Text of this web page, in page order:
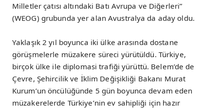
Milletler çatısı altındaki Batı Avrupa ve Diğerleri”
(WEOG) grubunda yer alan Avustralya da aday oldu.
Yaklaşık 2 yıl boyunca iki ülke arasında dostane
görüşmelerle müzakere süreci yürütüldü. Türkiye,
birçok ülke ile diplomasi trafiği yürüttü. Belem’de de
Çevre, Şehircilik ve İklim Değişikliği Bakanı Murat
Kurum’un öncülüğünde 5 gün boyunca devam eden
müzakerelerde Türkiye’nin ev sahipliği için hazır